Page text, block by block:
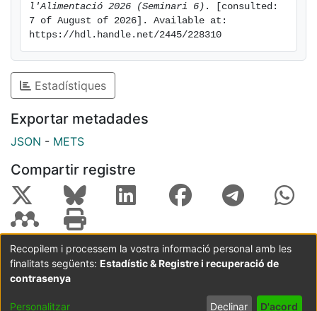
l'Alimentació 2026 (Seminari 6) . [consulted:
7 of August of 2026]. Available at:
https://hdl.handle.net/2445/228310
Estadístiques
Exportar metadades
JSON - METS
Compartir registre
Coordinació:CRAI UB Avís legal
Metadades
subjectes a:
Configuració
Recopilem i processem la vostra informació personal amb les
finalitats següents: Estadístic & Registre i recuperació de
contrasenya
Personalitzar Declinar D'acord